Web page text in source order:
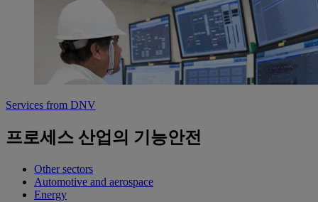
Services from DNV
프로세스 산업의 기능안전
Other sectors
Automotive and aerospace
Energy